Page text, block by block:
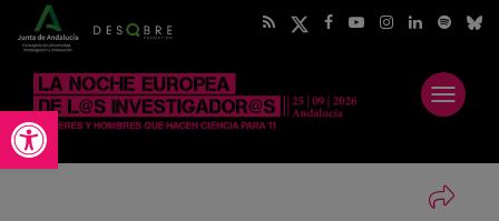
Abrir barra de herramientas
Abrir
menú